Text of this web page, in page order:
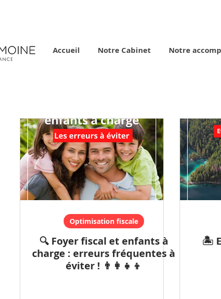
Accueil Notre Cabinet Notre
Optimisation fiscale
🔍 Foyer fiscal et enfants à
charge : erreurs fréquentes à
éviter ! 👨‍👩‍👧‍👦
🏝️